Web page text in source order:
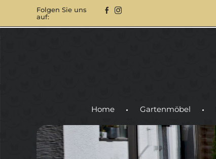
Folgen Sie uns
auf:
Home Gartenmöbel